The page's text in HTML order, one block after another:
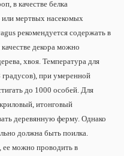
в качестве белка
мертвых насекомых
рекомендуется содержать в
декора можно
хвоя. Температура для
при умеренной
до 1000 особей. Для
итонговый
деревянную ферму. Однако
должна быть поилка.
ее можно проводить в